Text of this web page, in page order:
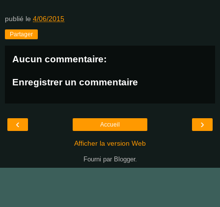
publié le 4/06/2015
Partager
Aucun commentaire:
Enregistrer un commentaire
‹ ›
Accueil
Afficher la version Web
Fourni par Blogger.